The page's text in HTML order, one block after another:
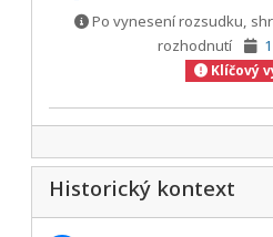
Po vynesení rozsudku,
rozhodnutí
Klíčový
Historický kontext